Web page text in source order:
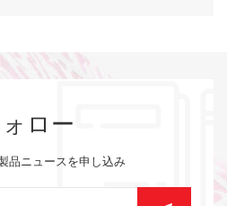
フォロー
品ニュースを申し込み